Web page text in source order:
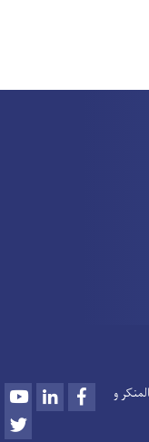
و YoutubeLinkedInFacebook